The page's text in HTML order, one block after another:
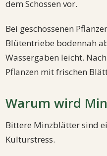
dem Schossen vor.
Bei geschossenen
Blütentriebe bodennah
Wassergaben leicht.
Pflanzen mit frischen
Warum wird
Bittere Minzblätter sind
Kulturstress.